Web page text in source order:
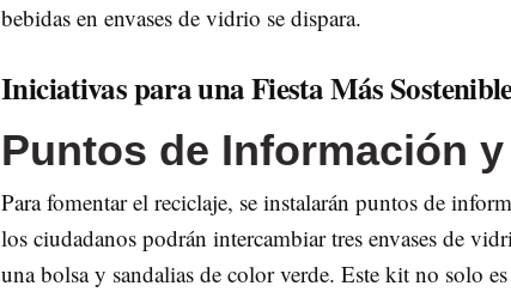
bebidas en envases de vidrio se dispara.
Iniciativas para una Fiesta Más
Puntos de Información
Para fomentar el reciclaje, se instalarán puntos de
los ciudadanos podrán intercambiar tres envases de
una bolsa y sandalias de color verde. Este kit no solo